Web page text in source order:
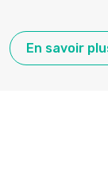
En savoir